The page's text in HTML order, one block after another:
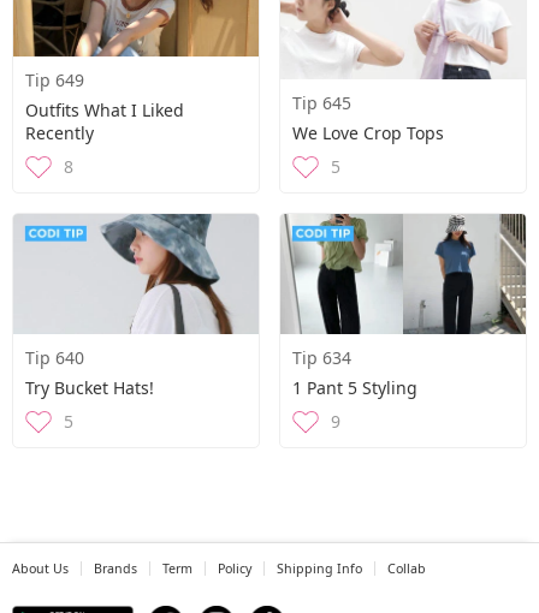
Tip 649
Outfits What I Liked
Recently
8
Tip 645
We Love Crop Tops
5
Tip 640
Try Bucket Hats!
5
Tip 634
1 Pant 5 Styling
9
About Us Brands Term Policy Shipping Info Collab